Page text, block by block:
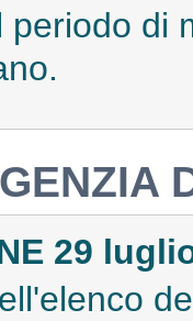
di
29